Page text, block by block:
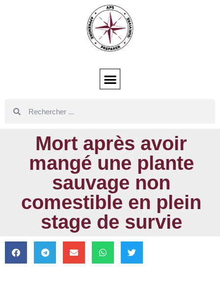
Mort après avoir
mangé une plante
sauvage non
comestible en plein
stage de survie